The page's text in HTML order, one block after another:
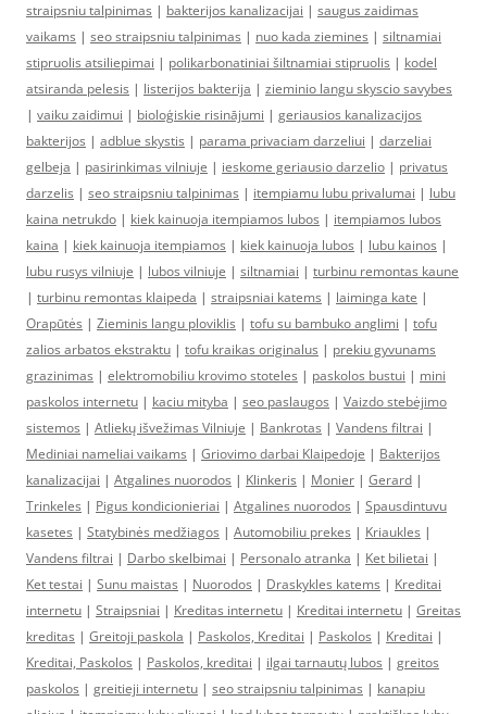
straipsniu talpinimas | bakterijos kanalizacijai | saugus zaidimas
vaikams | seo straipsniu talpinimas | nuo kada ziemines | siltnamiai
stipruolis atsiliepimai | polikarbonatiniai šiltnamiai stipruolis | kodel
atsiranda pelesis | listerijos bakterija | zieminio langu skyscio savybes
| vaiku zaidimui | bioloģiskie risinājumi | geriausios kanalizacijos
bakterijos | adblue skystis | parama privaciam darzeliui | darzeliai
gelbeja | pasirinkimas vilniuje | ieskome geriausio darzelio | privatus
darzelis | seo straipsniu talpinimas | itempiamu lubu privalumai | lubu
kaina netrukdo | kiek kainuoja itempiamos lubos | itempiamos lubos
kaina | kiek kainuoja itempiamos | kiek kainuoja lubos | lubu kainos |
lubu rusys vilniuje | lubos vilniuje | siltnamiai | turbinu remontas kaune
| turbinu remontas klaipeda | straipsniai katems | laiminga kate |
Orapūtės | Zieminis langu ploviklis | tofu su bambuko anglimi | tofu
zalios arbatos ekstraktu | tofu kraikas originalus | prekiu gyvunams
grazinimas | elektromobiliu krovimo stoteles | paskolos bustui | mini
paskolos internetu | kaciu mityba | seo paslaugos | Vaizdo stebėjimo
sistemos | Atliekų išvežimas Vilniuje | Bankrotas | Vandens filtrai |
Mediniai nameliai vaikams | Griovimo darbai Klaipedoje | Bakterijos
kanalizacijai | Atgalines nuorodos | Klinkeris | Monier | Gerard |
Trinkeles | Pigus kondicionieriai | Atgalines nuorodos | Spausdintuvu
kasetes | Statybinės medžiagos | Automobiliu prekes | Kriaukles |
Vandens filtrai | Darbo skelbimai | Personalo atranka | Ket bilietai |
Ket testai | Sunu maistas | Nuorodos | Draskykles katems | Kreditai
internetu | Straipsniai | Kreditas internetu | Kreditai internetu | Greitas
kreditas | Greitoji paskola | Paskolos, Kreditai | Paskolos | Kreditai |
Kreditai, Paskolos | Paskolos, kreditai | ilgai tarnautų lubos | greitos
paskolos | greitieji internetu | seo straipsniu talpinimas | kanapiu